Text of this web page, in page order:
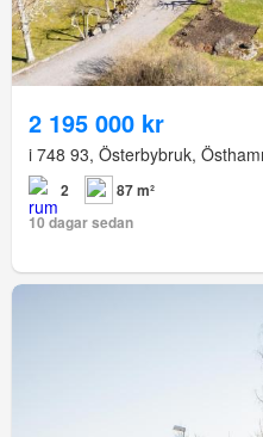
2 195 000 kr
i 748 93, Österbybruk,
2
87 m²
10 dagar sedan